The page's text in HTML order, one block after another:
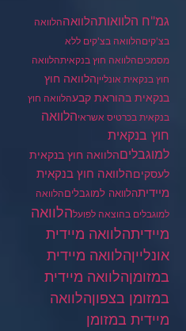
גמ"ח הלוואותהלוואההלוואה
בצ'קיםהלוואה בצ'קים ללא
מסמכיםהלוואה חוץ בנקאיתהלוואה
חוץ בנקאית אונלייןהלוואה חוץ
בנקאית בהוראת קבעהלוואה חוץ
בנקאית בכרטיס אשראיהלוואה
חוץ בנקאית
למוגבליםהלוואה חוץ בנקאית
לעסקיםהלוואה חוץ בנקאית
מיידיתהלוואה למוגבליםהלוואה
למוגבלים בהוצאה לפועלהלוואה
מיידיתהלוואה מיידית
אונלייןהלוואה מיידית
במזומןהלוואה מיידית
במזומן בצפוןהלוואה
מיידית במזומן